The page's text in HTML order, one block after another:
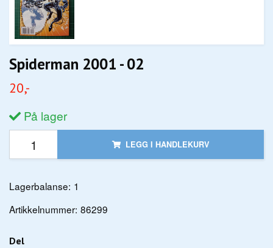
Spiderman 2001 - 02
20,-
På lager
LEGG I HANDLEKURV
Lagerbalanse: 1
Artikkelnummer: 86299
Del